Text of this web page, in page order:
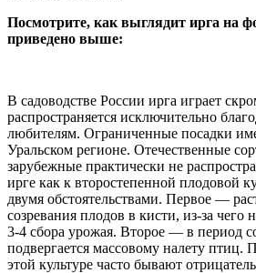
Посмотрите, как выглядит ирга на
приведено выше:
В садоводстве России ирга играет
распространяется исключительно
любителям. Ограниченные посадки
Уральском регионе. Отечественные
зарубежные практически не
ирге как к второстепенной плодовой
двумя обстоятельствами. Первое —
созревания плодов в кисти, из-за чего
3-4 сбора урожая. Второе — в период
подвергается массовому налету птиц.
этой культуре часто бывают